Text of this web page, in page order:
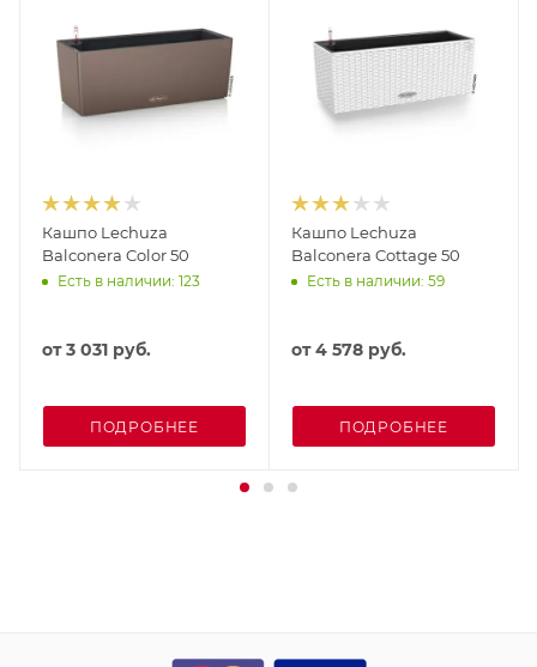
Кашпо Lechuza
Balconera Color 50
Есть в наличии: 123
от3 031 руб.
ПОДРОБНЕЕ
Кашпо Lechuza
Balconera Cottage 50
Есть в наличии: 59
от4 578 руб.
ПОДРОБНЕЕ